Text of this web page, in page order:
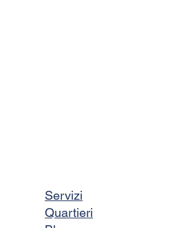
Servizi
Quartieri